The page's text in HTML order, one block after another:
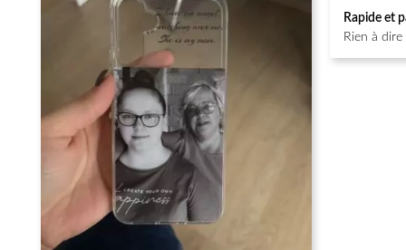
Note
sur 5
Rapide et
Rien à dire